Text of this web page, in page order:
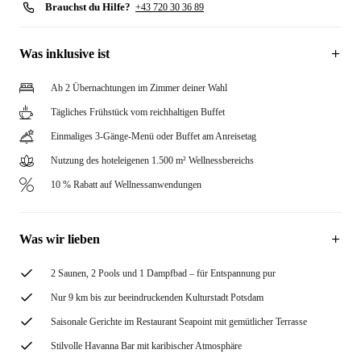
Brauchst du Hilfe? +43 720 30 36 89
Was inklusive ist
Ab 2 Übernachtungen im Zimmer deiner Wahl
Tägliches Frühstück vom reichhaltigen Buffet
Einmaliges 3-Gänge-Menü oder Buffet am Anreisetag
Nutzung des hoteleigenen 1.500 m² Wellnessbereichs
10 % Rabatt auf Wellnessanwendungen
Was wir lieben
2 Saunen, 2 Pools und 1 Dampfbad – für Entspannung pur
Nur 9 km bis zur beeindruckenden Kulturstadt Potsdam
Saisonale Gerichte im Restaurant Seapoint mit gemütlicher Terrasse
Stilvolle Havanna Bar mit karibischer Atmosphäre